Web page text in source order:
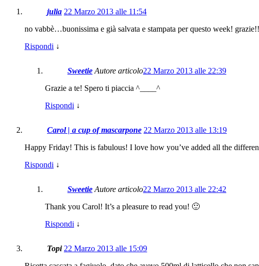
julia 22 Marzo 2013 alle 11:54
no vabbè…buonissima e già salvata e stampata per questo week!
Rispondi ↓
Sweetie Autore articolo22 Marzo 2013 alle 22:39
Grazie a te! Spero ti piaccia ^____^
Rispondi ↓
Carol | a cup of mascarpone 22 Marzo 2013 alle 13:19
Happy Friday! This is fabulous! I love how you’ve added all the
Rispondi ↓
Sweetie Autore articolo22 Marzo 2013 alle 22:42
Thank you Carol! It’s a pleasure to read you! 🙂
Rispondi ↓
Topi 22 Marzo 2013 alle 15:09